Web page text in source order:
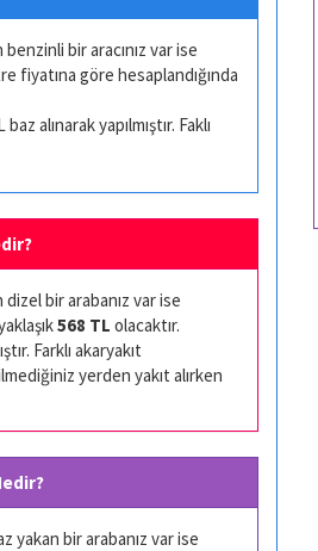
bir aracınız var ise
fiyatına göre hesaplandığında
alınarak yapılmıştır. Faklı
bir arabanız var ise
568 TL olacaktır.
Farklı akaryakıt
yerden yakıt alırken
yakan bir arabanız var ise